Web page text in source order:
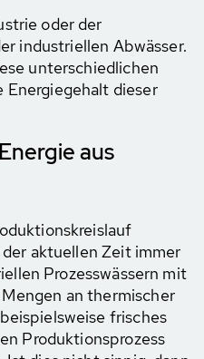
oder der
industriellen Abwässer.
unterschiedlichen
Energiegehalt dieser
aus
aktuellen Zeit immer
Prozesswässern mit
an thermischer
frisches
Produktionsprozess